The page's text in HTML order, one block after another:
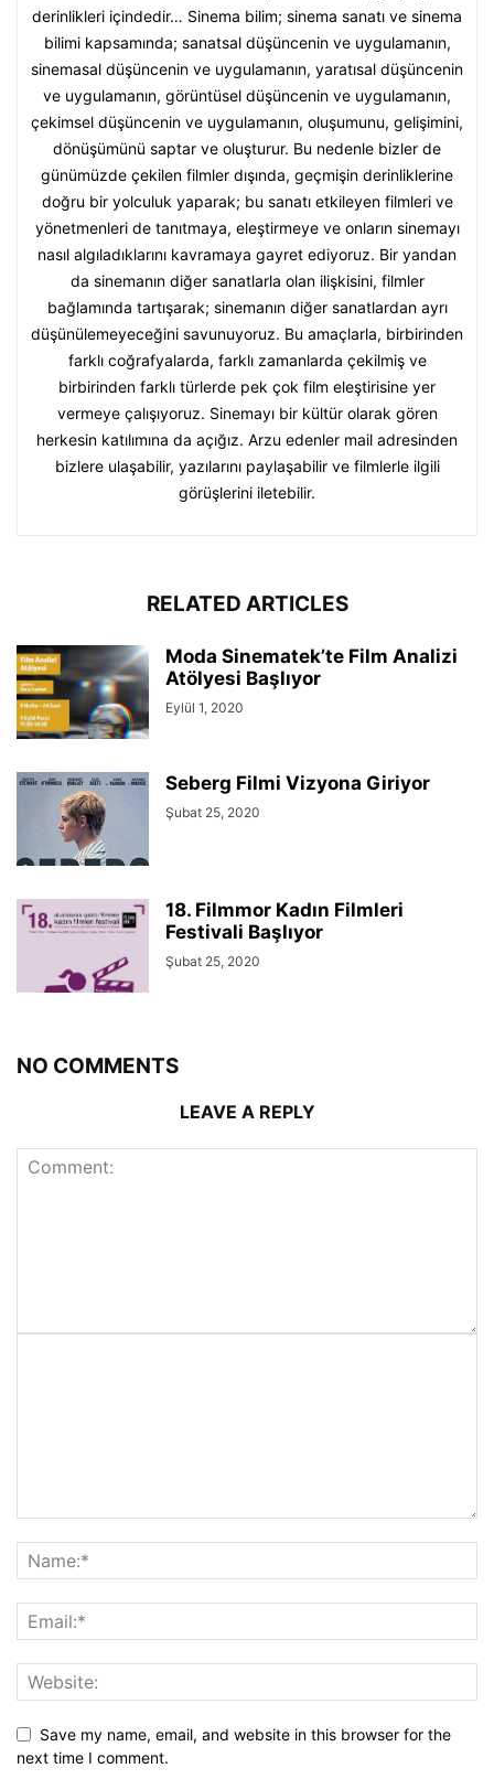
derinlikleri içindedir… Sinema bilim; sinema sanatı ve sinema
bilimi kapsamında; sanatsal düşüncenin ve uygulamanın,
sinemasal düşüncenin ve uygulamanın, yaratısal düşüncenin
ve uygulamanın, görüntüsel düşüncenin ve uygulamanın,
çekimsel düşüncenin ve uygulamanın, oluşumunu, gelişimini,
dönüşümünü saptar ve oluşturur. Bu nedenle bizler de
günümüzde çekilen filmler dışında, geçmişin derinliklerine
doğru bir yolculuk yaparak; bu sanatı etkileyen filmleri ve
yönetmenleri de tanıtmaya, eleştirmeye ve onların sinemayı
nasıl algıladıklarını kavramaya gayret ediyoruz. Bir yandan
da sinemanın diğer sanatlarla olan ilişkisini, filmler
bağlamında tartışarak; sinemanın diğer sanatlardan ayrı
düşünülemeyeceğini savunuyoruz. Bu amaçlarla, birbirinden
farklı coğrafyalarda, farklı zamanlarda çekilmiş ve
birbirinden farklı türlerde pek çok film eleştirisine yer
vermeye çalışıyoruz. Sinemayı bir kültür olarak gören
herkesin katılımına da açığız. Arzu edenler mail adresinden
bizlere ulaşabilir, yazılarını paylaşabilir ve filmlerle ilgili
görüşlerini iletebilir.
RELATED ARTICLES
Moda Sinematek’te Film Analizi
Atölyesi Başlıyor
Eylül 1, 2020
Seberg Filmi Vizyona Giriyor
Şubat 25, 2020
18. Filmmor Kadın Filmleri
Festivali Başlıyor
Şubat 25, 2020
NO COMMENTS
LEAVE A REPLY
Save my name, email, and website in this browser for the
next time I comment.